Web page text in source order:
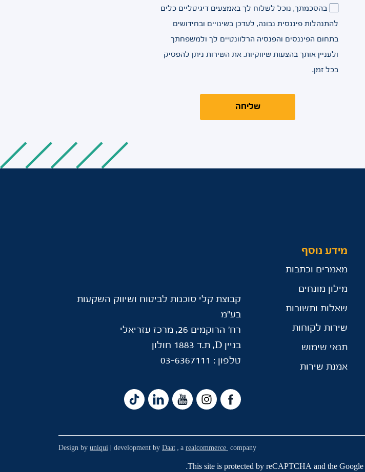
בהסכמתך, נוכל לשלוח לך באמצעים דיגיטליים כלים
להתנהלות פיננסית נבונה, לעדכן בשינויים ובחידושים
בתחום הפיננסים והפנסיה הרלוונטיים לך ולמשפחתך
ולעניין אותך בהצעות שיווקיות. את השירות ניתן להפסיק
בכל זמן.
שליחה
מידע נוסף
מאמרים וכתבות
מילון מונחים
שאלות ותשובות
שירות לקוחות
תנאי שימוש
אמנת שירות
קבוצת קלי סוכנות לביטוח ושיווק השקעות
בע"מ
רח’ הרוקמים 26, מרכז עזריאלי
בניין D, ת.ד 1883 חולון
טלפון : 03-6367111
Design by uniqui | development by Daat , a realcommerce company
This site is protected by reCAPTCHA and the Google